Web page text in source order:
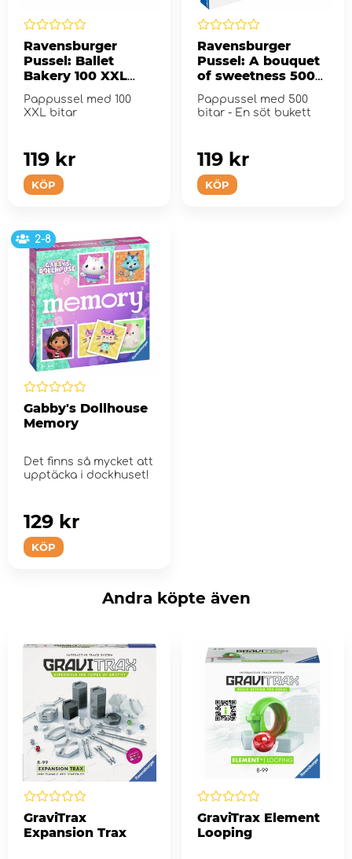
Ravensburger
Pussel: Ballet
Bakery 100 XXL
Bitar
Pappussel med 100
XXL bitar
KÖP
119 kr
Ravensburger
Pussel: A bouquet
of sweetness 500
Bitar
Pappussel med 500
bitar - En söt bukett
KÖP
119 kr
2-8
Gabby's Dollhouse
Memory
Det finns så mycket att
upptäcka i dockhuset!
KÖP
129 kr
Andra köpte även
GraviTrax
Expansion Trax
GraviTrax Element
Looping